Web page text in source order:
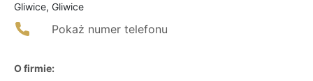
Gliwice, Gliwice
Pokaż numer telefonu
O firmie: